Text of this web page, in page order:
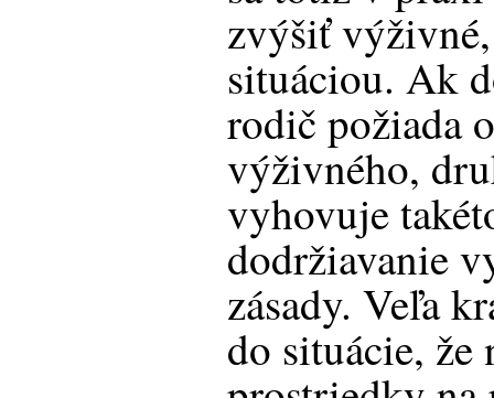
zvýšiť
situáciou. Ak
rodič požiada
výživného,
vyhovuje
dodržiavanie
zásady. Veľa
do situácie, že